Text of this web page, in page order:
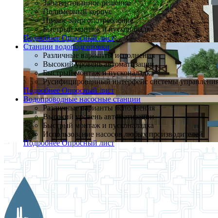
Запатентованное решение
Полимерный корпус
Низкое энергопотребление
Быстрый монтаж и пусконаладка
ПодробнееОпросный лист
Станции водоподготовки
Различные варианты исполнения
Высокий уровень автоматизации
Быстрый монтаж и пусконаладка
Русифицированный интерфейс системы
Подробнее Опросный лист
Водопроводные насосные станции
Различные варианты исполнения
Высокий уровень автоматизации
Быстрый монтаж и пусконаладка
Использование насосов любых производителей
ПодробнееОпросный лист